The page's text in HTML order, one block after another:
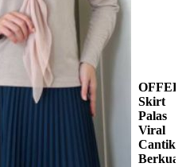
Skirt
Palas
Viral
Cantik